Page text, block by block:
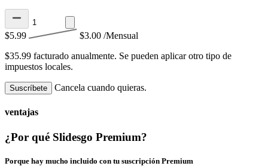
$5.99 $3.00 /Mensual
$35.99 facturado anualmente. Se pueden aplicar otro tipo de
impuestos locales.
Suscríbete Cancela cuando quieras.
ventajas
¿Por qué Slidesgo Premium?
Porque hay mucho incluido con tu suscripción Premium